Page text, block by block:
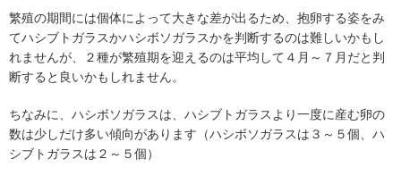
繁殖の期間には個体によって大きな差が出るため、抱卵する姿をみ
てハシブトガラスかハシボソガラスかを判断するのは難しいかもし
れませんが、２種が繁殖期を迎えるのは平均して４月～７月だと判
断すると良いかもしれません。
ちなみに、ハシボソガラスは、ハシブトガラスより一度に産む卵の
数は少しだけ多い傾向があります（ハシボソガラスは３～５個、ハ
シブトガラスは２～５個）